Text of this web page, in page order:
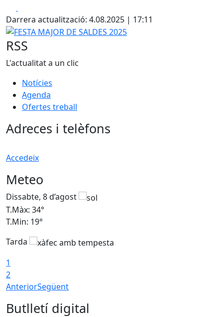
+
−
Darrera actualització: 4.08.2025 | 17:11
FESTA MAJOR DE SALDES 2025
RSS
L'actualitat a un clic
Notícies
Agenda
Ofertes treball
Adreces i telèfons
Accedeix
Meteo
Dissabte, 8 d’agost
T.Màx: 34°
T.Min: 19°
Tarda
1
2
AnteriorSegüent
Butlletí digital